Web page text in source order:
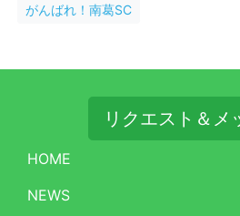
がんばれ！南葛SC
リクエスト＆メ
HOME
NEWS